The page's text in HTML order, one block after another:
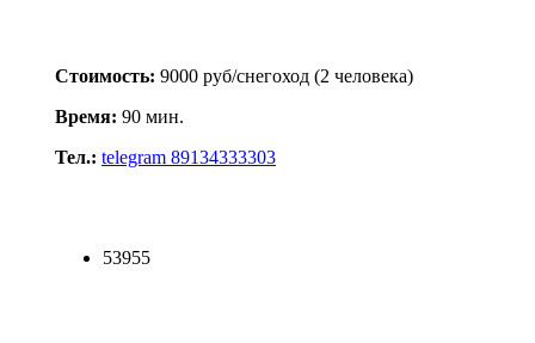
Стоимость: 9000 руб/снегоход (2 человека)
Время: 90 мин.
Тел.: telegram 89134333303
53955